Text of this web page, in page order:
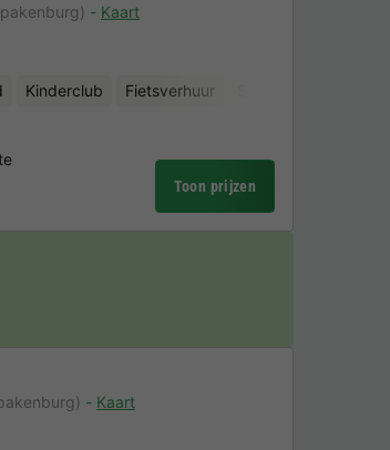
Kaart
Kinderclub Fietsverhuur
Toon prijzen
Kaart